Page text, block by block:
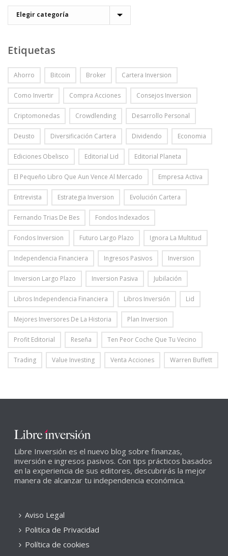
Etiquetas
Ahorro Bitcoin Broker Cartera Inversion
Como Invertir Compra Acciones Consejos Inversion
Criptomonedas Crowdlending Desarrollo Personal
Deusto Diversificación Cartera Dividendo Economia
Ediciones Obelisco Editorial Lid Editorial Planeta
El Pequeño Libro Que Aun Vence Al Mercado Empresa Activa
Entrevista Estrategia Inversion Evolución Cartera
Fernando Trias De Bes Fondos Indexados
Fondos Inversion Futuro Largo Plazo Ignora La Multitud
Independencia Financiera Ingresos Pasivos Inversion
Inversion Largo Plazo Inversion Pasiva Jubilación
Libros Independencia Financiera Libros Inversión Lid
Mejores Inversores De La Historia Plan Inversion
Profit Editorial Reseña Ten Peor Coche Que Tu Vecino
Trading Value Investing Venta Acciones Warren Buffett
Libre Inversión es el nuevo blog sobre finanzas,
inversión e ingresos pasivos. Con tips prácticos basados
en la experiencia de sus editores, descubrirás la mejor
manera de alcanzar tu independencia económica.
Aviso Legal
Politica de Privacidad
Política de cookies